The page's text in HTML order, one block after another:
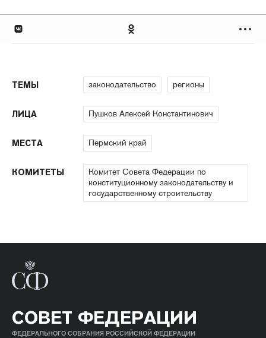
ТЕМЫ законодательство регионы
ЛИЦА Пушков Алексей Константинович
МЕСТА Пермский край
КОМИТЕТЫ
Комитет Совета Федерации по
конституционному законодательству и
государственному строительству
СОВЕТ ФЕДЕРАЦИИ
ФЕДЕРАЛЬНОГО СОБРАНИЯ РОССИЙСКОЙ ФЕДЕРАЦИИ